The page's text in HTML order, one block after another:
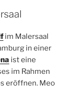
im Malersaal
in einer
ist eine
im Rahmen
eröffnen. Meo